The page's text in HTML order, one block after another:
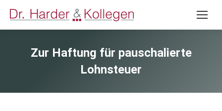
Zur Haftung für pauschalierte
Lohnsteuer